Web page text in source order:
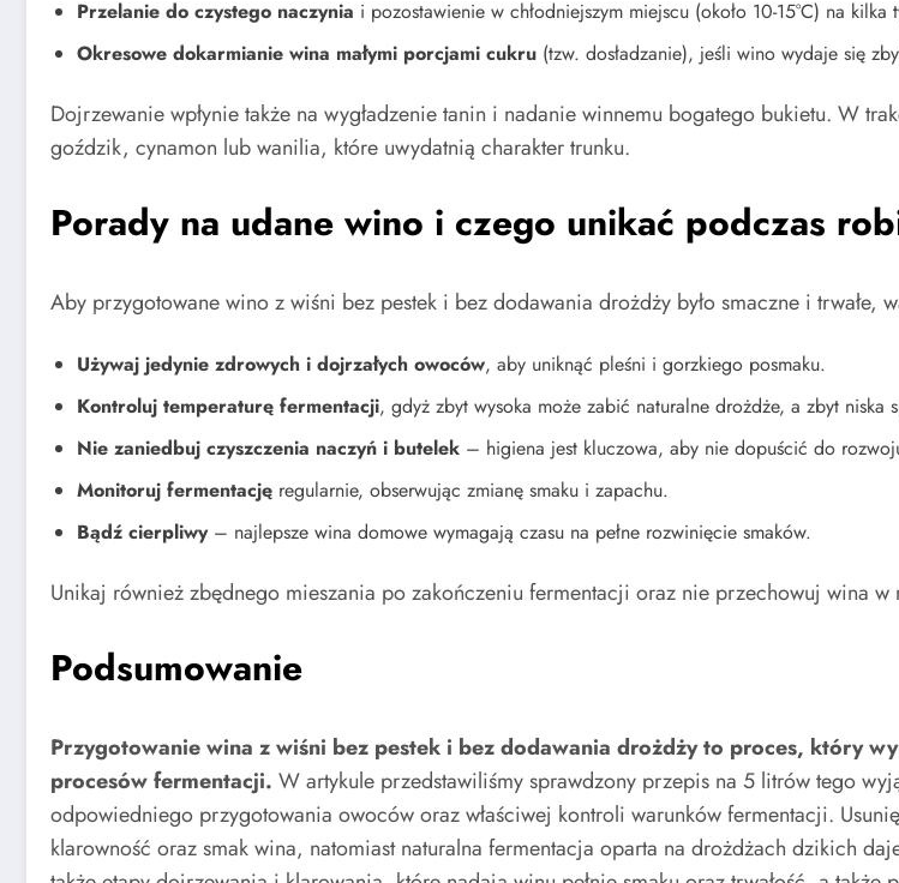
Przelanie do czystego naczynia i pozostawienie w chłodniejszym miejscu (około 10-15°C) na
Okresowe dokarmianie wina małymi porcjami cukru (tzw. dosładzanie), jeśli wino wydaje się
Dojrzewanie wpłynie także na wygładzenie tanin i nadanie winnemu bogatego bukietu. W
goździk, cynamon lub wanilia, które uwydatnią charakter trunku.
Porady na udane wino i czego unikać podczas
Aby przygotowane wino z wiśni bez pestek i bez dodawania drożdży było smaczne i trwałe,
Używaj jedynie zdrowych i dojrzałych owoców, aby uniknąć pleśni i gorzkiego posmaku.
Kontroluj temperaturę fermentacji, gdyż zbyt wysoka może zabić naturalne drożdże, a zbyt niska
Nie zaniedbuj czyszczenia naczyń i butelek – higiena jest kluczowa, aby nie dopuścić do
Monitoruj fermentację regularnie, obserwując zmianę smaku i zapachu.
Bądź cierpliwy– najlepsze wina domowe wymagają czasu na pełne rozwinięcie smaków.
Unikaj również zbędnego mieszania po zakończeniu fermentacji oraz nie przechowuj wina w
Podsumowanie
Przygotowanie wina z wiśni bez pestek i bez dodawania drożdży to proces, który
procesów fermentacji. W artykule przedstawiliśmy sprawdzony przepis na 5 litrów tego
odpowiedniego przygotowania owoców oraz właściwej kontroli warunków fermentacji.
klarowność oraz smak wina, natomiast naturalna fermentacja oparta na drożdżach dzikich